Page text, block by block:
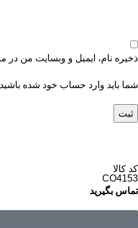
ذخیره نام، ایمیل و وبسایت من در
شما باید وارد حساب خود شده
کد کالا
CO4153
تماس بگیرید